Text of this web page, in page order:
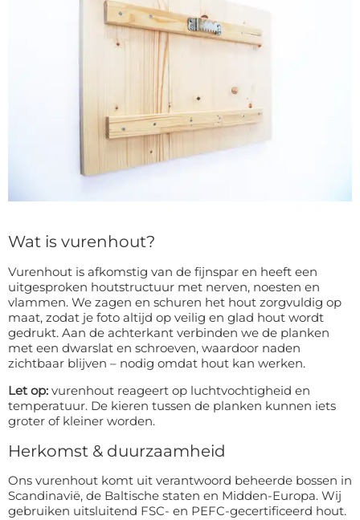
Wat is vurenhout?
Vurenhout is afkomstig van de fijnspar en heeft een
uitgesproken houtstructuur met nerven, noesten en
vlammen. We zagen en schuren het hout zorgvuldig op
maat, zodat je foto altijd op veilig en glad hout wordt
gedrukt. Aan de achterkant verbinden we de planken
met een dwarslat en schroeven, waardoor naden
zichtbaar blijven – nodig omdat hout kan werken.
Let op: vurenhout reageert op luchtvochtigheid en
temperatuur. De kieren tussen de planken kunnen iets
groter of kleiner worden.
Herkomst & duurzaamheid
Ons vurenhout komt uit verantwoord beheerde bossen in
Scandinavië, de Baltische staten en Midden-Europa. Wij
gebruiken uitsluitend FSC- en PEFC-gecertificeerd hout.